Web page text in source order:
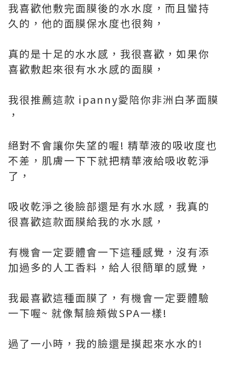
我喜歡他敷完面膜後的水水度，而且蠻持
久的，他的面膜保水度也很夠，
真的是十足的水水感，我很喜歡，如果你
喜歡敷起來很有水水感的面膜，
我很推薦這款 ipanny愛陪你非洲白茅面膜
，
絕對不會讓你失望的喔! 精華液的吸收度也
不差，肌膚一下下就把精華液給吸收乾淨
了，
吸收乾淨之後臉部還是有水水感，我真的
很喜歡這款面膜給我的水水感，
有機會一定要體會一下這種感覺，沒有添
加過多的人工香料，給人很簡單的感覺，
我最喜歡這種面膜了，有機會一定要體驗
一下喔~ 就像幫臉頰做SPA一樣!
過了一小時，我的臉還是摸起來水水的!